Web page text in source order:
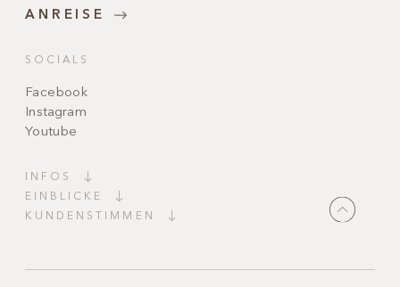
ANREISE
SOCIALS
Facebook
Instagram
Youtube
INFOS
EINBLICKE
KUNDENSTIMMEN